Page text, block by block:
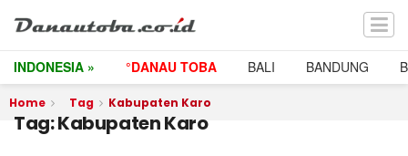
INDONESIA » °DANAU TOBA BALI BANDUNG
Home Tag Kabupaten Karo
Tag:Kabupaten Karo